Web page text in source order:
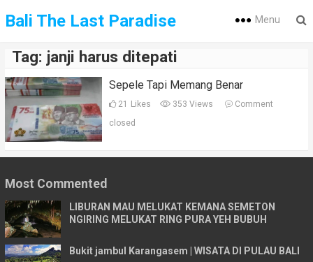
Bali The Last Paradise Menu
Tag: janji harus ditepati
Sepele Tapi Memang Benar
21 Likes 353 Views
Comment
closed
Most Commented
LIBURAN MAU MELUKAT KEMANA SEMETON
NGIRING MELUKAT RING PURA YEH BUBUH
Bukit jambul Karangasem | WISATA DI PULAU BALI